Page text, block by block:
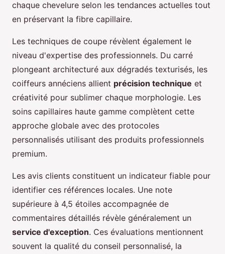
chaque chevelure selon les tendances actuelles tout
en préservant la fibre capillaire.
Les techniques de coupe révèlent également le
niveau d'expertise des professionnels. Du carré
plongeant architecturé aux dégradés texturisés, les
coiffeurs annéciens allient précision technique et
créativité pour sublimer chaque morphologie. Les
soins capillaires haute gamme complètent cette
approche globale avec des protocoles
personnalisés utilisant des produits professionnels
premium.
Les avis clients constituent un indicateur fiable pour
identifier ces références locales. Une note
supérieure à 4,5 étoiles accompagnée de
commentaires détaillés révèle généralement un
service d'exception. Ces évaluations mentionnent
souvent la qualité du conseil personnalisé, la